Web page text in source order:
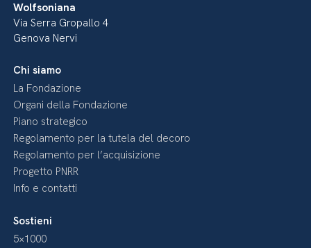
Wolfsoniana
Via Serra Gropallo 4
Genova Nervi
Chi siamo
La Fondazione
Organi della Fondazione
Piano strategico
Regolamento per la tutela del decoro
Regolamento per l’acquisizione
Progetto PNRR
Info e contatti
Sostieni
5×1000